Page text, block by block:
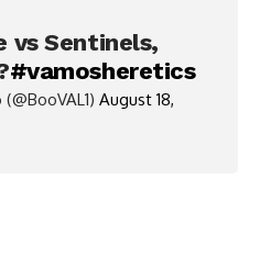
vs Sentinels,
#vamosheretics
August 18,